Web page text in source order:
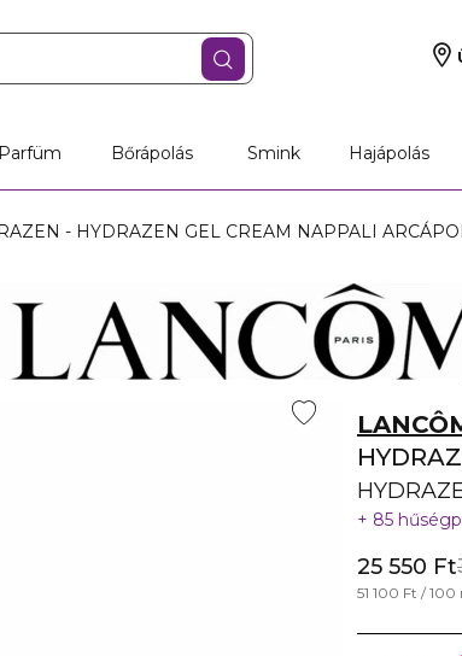
Parfüm Bőrápolás Smink Hajápolás
- HYDRAZEN GEL CREAM NAPPALI
85
25 550 Ft
51 100 Ft / 100